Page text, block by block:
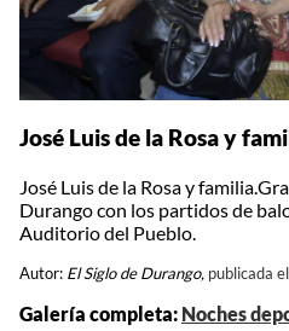
José Luis de la Rosa y
José Luis de la Rosa y
Durango con los partidos de
Auditorio del Pueblo.
Autor: El Siglo de Durango, publicada
Galería completa: Noches